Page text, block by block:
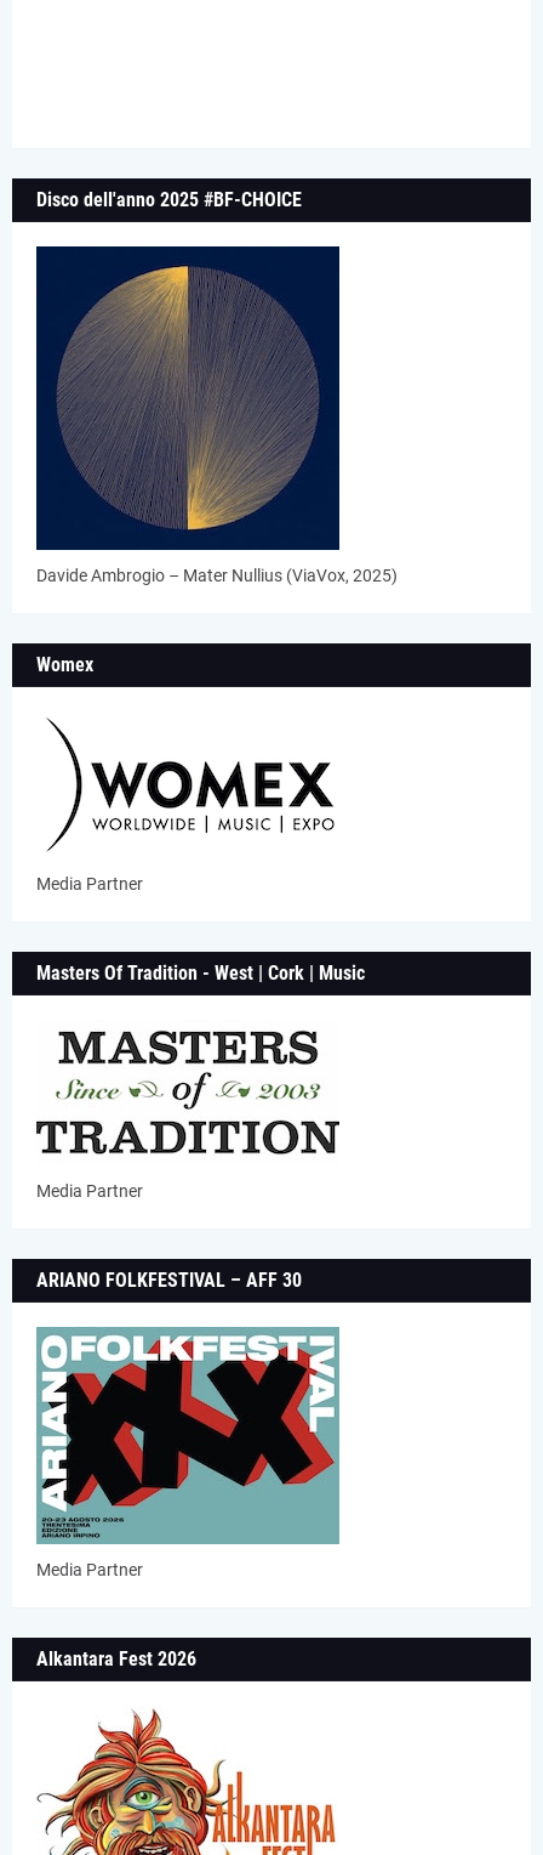
Disco dell'anno 2025 #BF-CHOICE
Davide Ambrogio – Mater Nullius (ViaVox, 2025)
Womex
Media Partner
Masters Of Tradition - West | Cork | Music
Media Partner
ARIANO FOLKFESTIVAL – AFF 30
Media Partner
Alkantara Fest 2026